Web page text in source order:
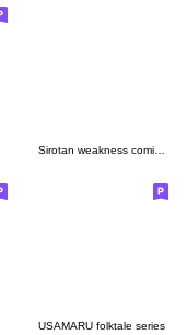
Sirotan weakness comic style sticker 3
USAMARU folktale series